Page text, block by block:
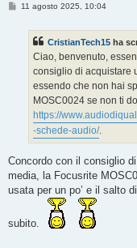
M11 agosto 2025, 10:04
CristianTech15 ha
Ciao, benvenuto,
consiglio di acquistare
essendo che non hai
MOSC0024 se non ti
https://
-schede-audio/.
Concordo con il consiglio
media, la Focusrite
usata per un po’ e il salto
subito.